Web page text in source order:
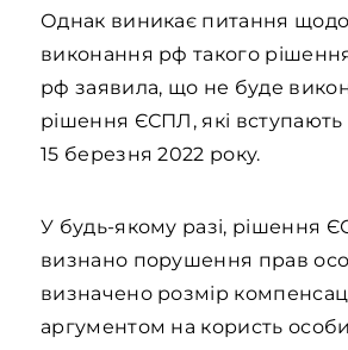
Однак виникає питання
виконання рф такого
рф заявила, що не буде
рішення ЄСПЛ, які вступають
15 березня 2022 року.
У будь-якому разі, рішення
визнано порушення прав
визначено розмір
аргументом на користь